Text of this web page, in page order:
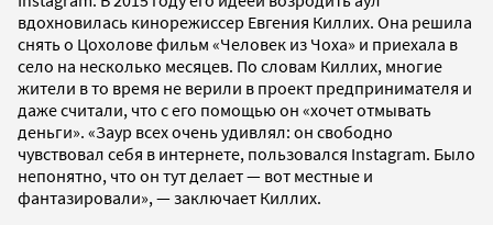
вдохновилась кинорежиссер Евгения Киллих. Она решила
снять о Цохолове фильм «Человек из Чоха» и приехала в
село на несколько месяцев. По словам Киллих, многие
жители в то время не верили в проект предпринимателя и
даже считали, что с его помощью он «хочет отмывать
деньги». «Заур всех очень удивлял: он свободно
чувствовал себя в интернете, пользовался Instagram. Было
непонятно, что он тут делает — вот местные и
фантазировали», — заключает Киллих.